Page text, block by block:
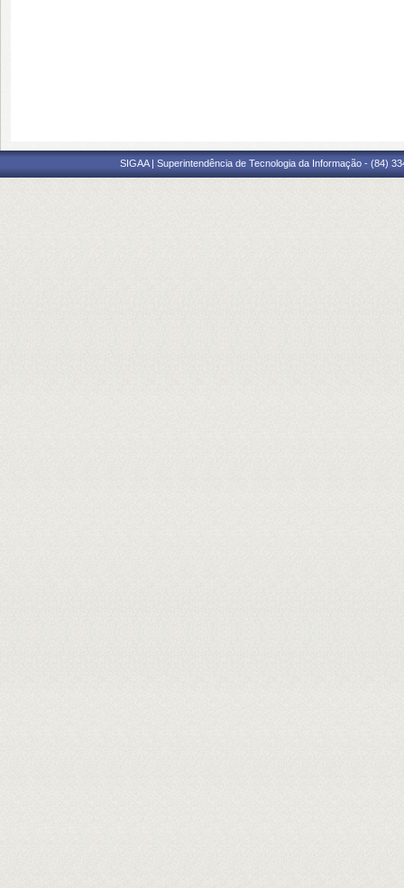
SIGAA | Superintendência de Tecnologia da Informação - (84)